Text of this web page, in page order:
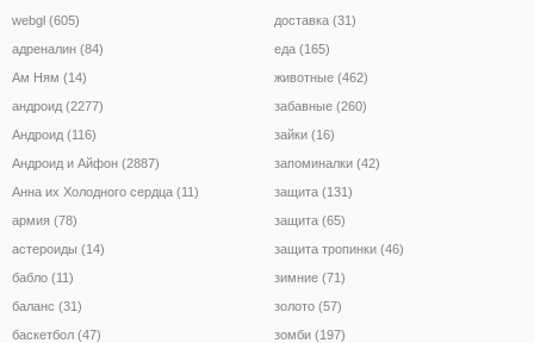
webgl (605)
адреналин (84)
Ам Ням (14)
андроид (2277)
Андроид (116)
Андроид и Айфон (2887)
Анна их Холодного сердца (11)
армия (78)
астероиды (14)
бабло (11)
баланс (31)
баскетбол (47)
доставка (31)
еда (165)
животные (462)
забавные (260)
зайки (16)
запоминалки (42)
защита (131)
защита (65)
защита тропинки (46)
зимние (71)
золото (57)
зомби (197)